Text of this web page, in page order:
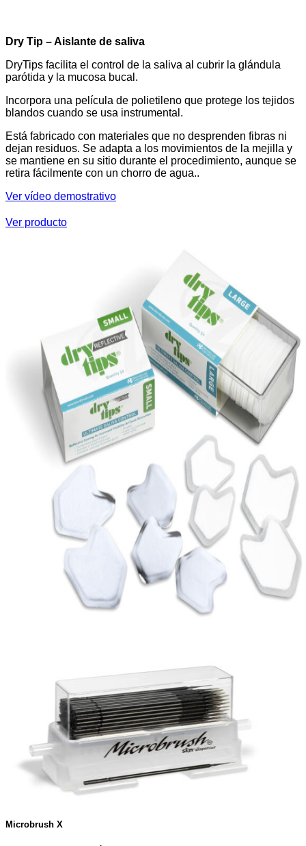
Dry Tip – Aislante de saliva
DryTips facilita el control de la saliva al cubrir la glándula
parótida y la mucosa bucal.
Incorpora una película de polietileno que protege los tejidos
blandos cuando se usa instrumental.
Está fabricado con materiales que no desprenden fibras ni
dejan residuos. Se adapta a los movimientos de la mejilla y
se mantiene en su sitio durante el procedimiento, aunque se
retira fácilmente con un chorro de agua..
Ver vídeo demostrativo
Ver producto
Microbrush X